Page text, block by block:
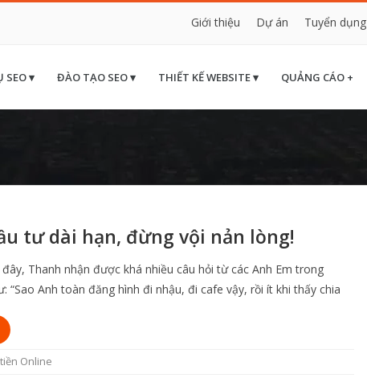
Giới thiệu Dự án Tuyển dụng
SEO ▾ ĐÀO TẠO SEO ▾ THIẾT KẾ WEBSITE ▾ QUẢNG CÁO +
tư dài hạn, đừng vội nản lòng!
Thanh nhận được khá nhiều câu hỏi từ các Anh Em trong
“Sao Anh toàn đăng hình đi nhậu, đi cafe vậy, rồi ít khi thấy chia
Online